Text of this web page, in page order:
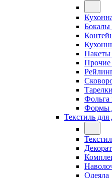
Пакеты
Прочие
Тарелки
Фольга
Формы
Текстиль для
Одеяла